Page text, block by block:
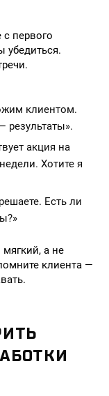
первого
убедиться.
клиентом.
результаты».
акция на
Хотите я
Есть ли
мягкий, а не
клиента —